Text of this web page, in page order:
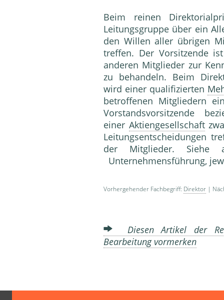
Beim reinen
Leitungsgruppe über ein
den Willen aller übrigen
treffen. Der Vorsitzende
anderen Mitglieder zur
zu behandeln. Beim
wird einer qualifizierten
betroffenen Mitgliedern
Vorstandsvorsitzende
einer Aktiengesellschaft
Leitungsentscheidungen
der Mitglieder.
Unternehmensführung,
Vorhergehender Fachbegriff: Direktor |
Diesen Artikel der
Bearbeitung vormerken